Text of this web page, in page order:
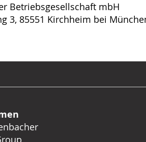
Betriebsgesellschaft mbH
3, 85551 Kirchheim bei